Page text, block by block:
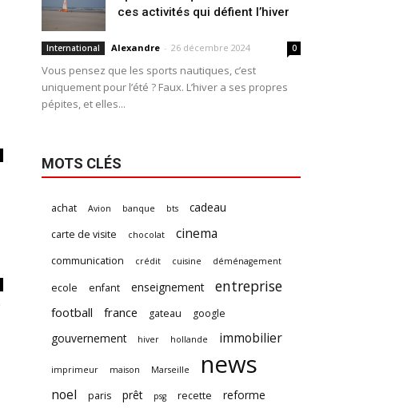
ces activités qui défient l’hiver
International Alexandre - 26 décembre 2024 0
Vous pensez que les sports nautiques, c’est
uniquement pour l’été ? Faux. L’hiver a ses propres
pépites, et elles...
MOTS CLÉS
achat Avion banque bts cadeau
carte de visite chocolat cinema
communication crédit cuisine déménagement
ecole enfant enseignement entreprise
football france gateau google
gouvernement hiver hollande immobilier
imprimeur maison Marseille news
noel paris prêt psg recette reforme